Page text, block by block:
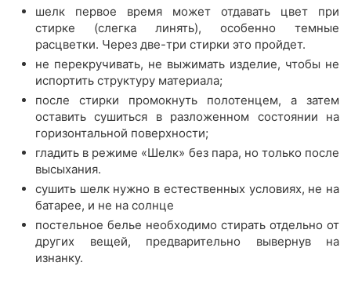
шелк первое время может отдавать цвет при
стирке (слегка линять), особенно темные
расцветки. Через две-три стирки это пройдет.
не перекручивать, не выжимать изделие, чтобы не
испортить структуру материала;
после стирки промокнуть полотенцем, а затем
оставить сушиться в разложенном состоянии на
горизонтальной поверхности;
гладить в режиме «Шелк» без пара, но только после
высыхания.
сушить шелк нужно в естественных условиях, не на
батарее, и не на солнце
постельное белье необходимо стирать отдельно от
других вещей, предварительно вывернув на
изнанку.